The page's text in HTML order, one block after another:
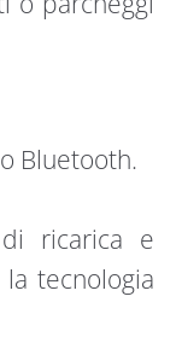
Bluetooth.
ricarica e
tecnologia